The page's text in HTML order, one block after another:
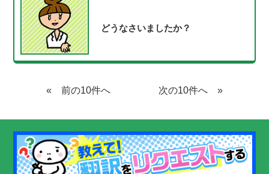
どうなさいましたか？
« »